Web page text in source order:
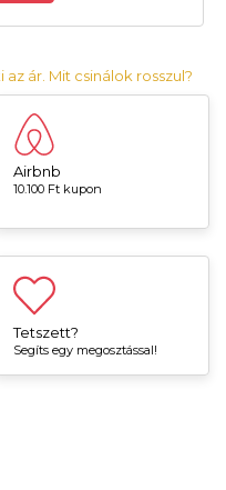
az ár. Mit csinálok rosszul?
Airbnb
10.100 Ft kupon
Tetszett?
Segíts egy megosztással!